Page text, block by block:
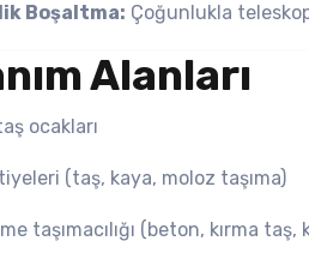
Boşaltma: Çoğunlukla
Alanları
ocakları
(taş, kaya, moloz taşıma)
taşımacılığı (beton, kırma taş,